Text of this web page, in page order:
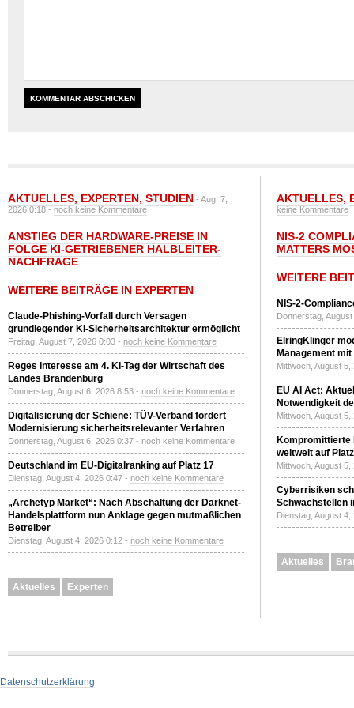
AKTUELLES, EXPERTEN, STUDIEN - Aug. 7,
2026 0:18 -noch keine Kommentare
ANSTIEG DER HARDWARE-PREISE IN
FOLGE KI-GETRIEBENER HALBLEITER-
NACHFRAGE
WEITERE BEITRÄGE IN EXPERTEN
Claude-Phishing-Vorfall durch Versagen
grundlegender KI-Sicherheitsarchitektur ermöglicht
Freitag, August 7, 2026 0:03 - noch keine Kommentare
Reges Interesse am 4. KI-Tag der Wirtschaft des
Landes Brandenburg
Donnerstag, August 6, 2026 8:53 - noch keine Kommentare
Digitalisierung der Schiene: TÜV-Verband fordert
Modernisierung sicherheitsrelevanter Verfahren
Donnerstag, August 6, 2026 0:37 - noch keine Kommentare
Deutschland im EU-Digitalranking auf Platz 17
Dienstag, August 4, 2026 0:47 - noch keine Kommentare
„Archetyp Market“: Nach Abschaltung der Darknet-
Handelsplattform nun Anklage gegen mutmaßlichen
Betreiber
Dienstag, August 4, 2026 0:12 - noch keine Kommentare
Aktuelles Experten
AKTUELLES,
keine Kommentare
NIS-2
MATTERS
WEITERE
NIS-2-
Donnerstag,
ElringKlinger
Management
Mittwoch, August
EU AI Act:
Notwendigkeit
Mittwoch, August
Kompromittierte
weltweit auf
Mittwoch, August
Cyberrisiken
Schwachstellen
Dienstag, August
Aktuelles
Datenschutzerklärung